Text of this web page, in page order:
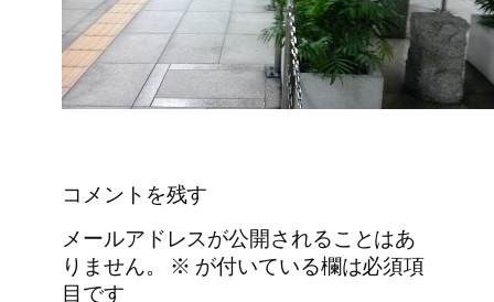
コメントを残す
メールアドレスが公開されることはあ
りません。
※ が付いている欄は必須項
目です